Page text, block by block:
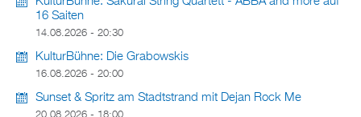
16 Saiten
14.08.2026 - 20:30
KulturBühne: Die Grabowskis
16.08.2026 - 20:00
Sunset & Spritz am Stadtstrand mit Dejan Rock Me